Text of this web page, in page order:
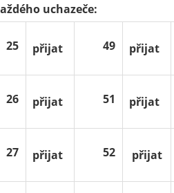
uchazeče:
25 přijat 49 přijat
26 přijat 51 přijat
27 přijat 52 přijat